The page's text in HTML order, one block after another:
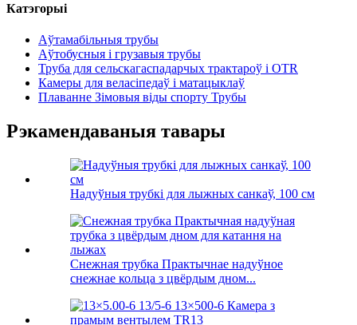
Катэгорыі
Аўтамабільныя трубы
Аўтобусныя і грузавыя трубы
Труба для сельскагаспадарчых трактароў і OTR
Камеры для веласіпедаў і матацыклаў
Плаванне Зімовыя віды спорту Трубы
Рэкамендаваныя тавары
Надуўныя трубкі для лыжных санкаў, 100 см
Снежная трубка Практычнае надуўное
снежнае кольца з цвёрдым дном...